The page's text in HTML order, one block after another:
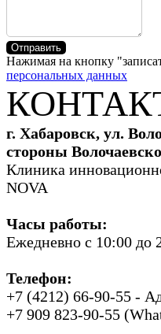
Отправить
Нажимая на кнопку
персональных данных
г. Хабаровск, ул.
стороны
Клиника
NOVA
Часы работы:
Ежедневно с 10:00 до
Телефон:
+7 (4212) 66-90-55 -
+7 909 823-90-55